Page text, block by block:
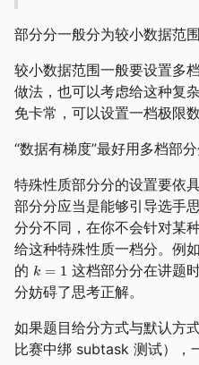
部分分一般分为较小数据范
较小数据范围一般要设置多
做法，也可以考虑给这种复
免卡常，可以设置一档极限
“数据有梯度”最好用多档部分
特殊性质部分分的设置要依
部分分应当是能够引导选手
分分不同，在你不会针对某
给这种特殊性质一档分。例如
的
这档部分分在讲题
分妨碍了思考正解。
如果题目给分方式与默认方
比赛中绑 subtask 测试），